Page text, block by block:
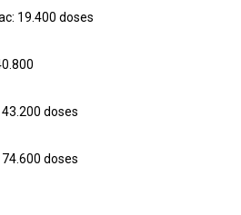
19.400 doses
doses
doses